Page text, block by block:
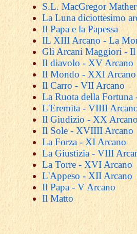
S.L. MacGregor
La Luna diciottesimo
Il Papa e la Papessa
IL XIII Arcano - La
Gli Arcani Maggiori - Il
Il diavolo - XV Arcano
Il Mondo - XXI Arcano
Il Carro - VII Arcano
La Ruota della Fortuna
L'Eremita - VIIII
Il Giudizio - XX
Il Sole - XVIIII Arcano
La Forza - XI Arcano
La Giustizia - VIII
La Torre - XVI Arcano
L'Appeso - XII Arcano
Il Papa - V Arcano
Il Matto